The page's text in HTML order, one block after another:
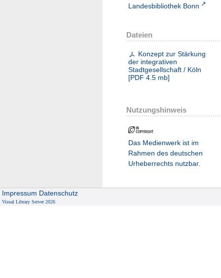
Landesbibliothek Bonn
Dateien
Konzept zur Stärkung
der integrativen
Stadtgesellschaft / Köln
[PDF 4.5 mb]
Nutzungshinweis
Das Medienwerk ist im
Rahmen des deutschen
Urheberrechts nutzbar.
Impressum Datenschutz
Visual Library Server 2026